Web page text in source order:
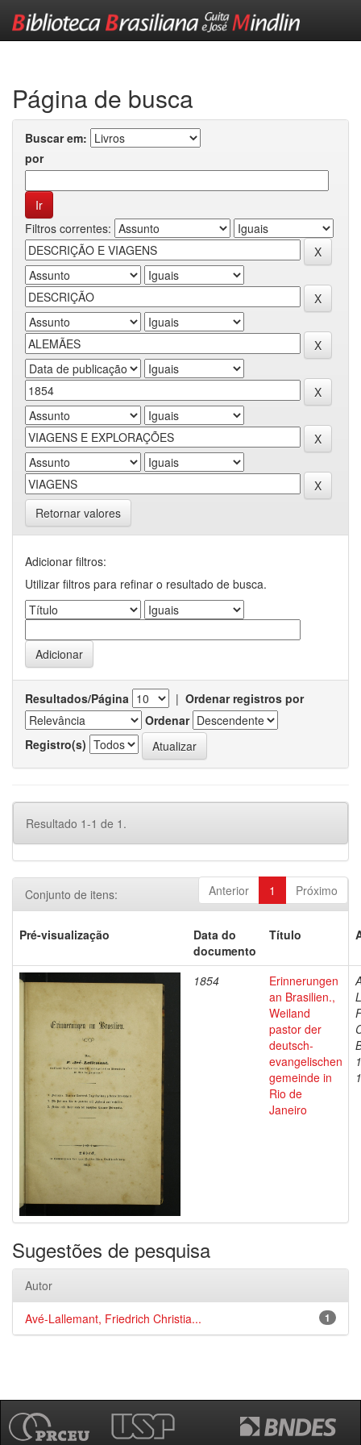
Página de busca
Buscar em:
por
Filtros correntes:
Retornar valores
Adicionar filtros:
Utilizar filtros para refinar o resultado de busca.
Resultados/Página | Ordenar registros por
Ordenar
Registro(s)
Resultado 1-1 de 1.
Anterior 1 Próximo
Conjunto de itens:
Pré-visualização
Data do
documento
Título
1854
Erinnerungen
an Brasilien.,
Weiland
pastor der
deutsch-
evangelischen
gemeinde in
Rio de
Janeiro
Sugestões de pesquisa
Autor
1
Avé-Lallemant, Friedrich Christia...